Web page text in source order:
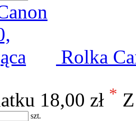
Rolka
18,00 zł *
szt.